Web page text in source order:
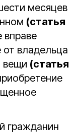
месяцев
(статья
от владельца
вещи (статья
гражданин